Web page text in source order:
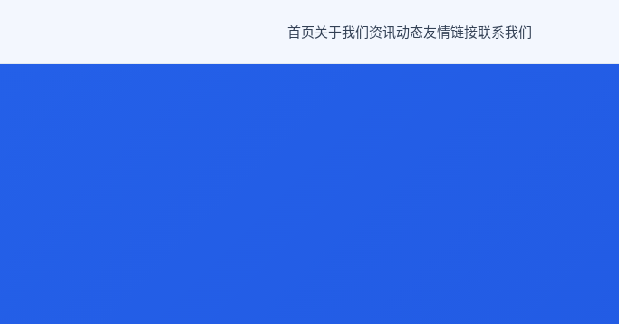
首页关于我们资讯动态友情链接联系我们